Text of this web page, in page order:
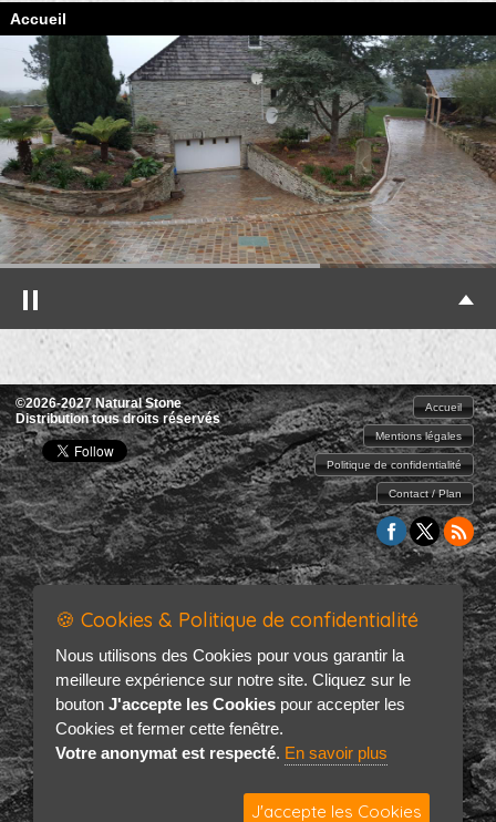
Accueil
©2026-2027 Natural Stone
Distribution tous droits réservés
Accueil
Mentions légales
Politique de confidentialité
Contact / Plan
🍪 Cookies & Politique de confidentialité
Nous utilisons des Cookies pour vous garantir la
meilleure expérience sur notre site. Cliquez sur le
bouton J'accepte les Cookies pour accepter les
Cookies et fermer cette fenêtre.
Votre anonymat est respecté. En savoir plus
J'accepte les Cookies